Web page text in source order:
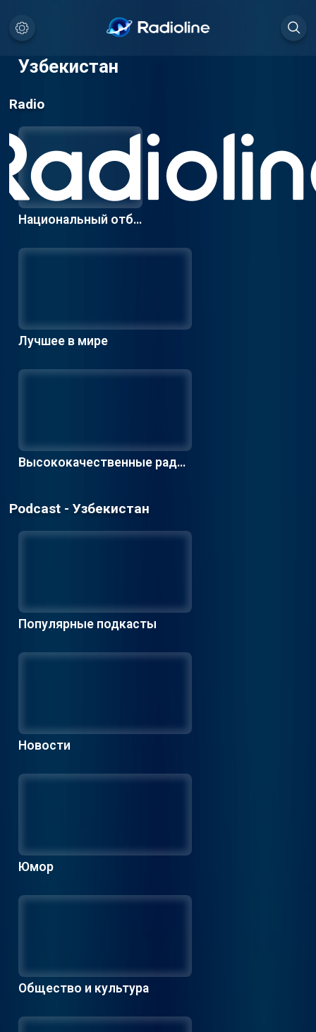
Узбекистан
Radio
Национальный отбо
Лучшее в мире
Высококачественные радио
Podcast - Узбекистан
Популярные подкасты
Новости
Юмор
Общество и культура